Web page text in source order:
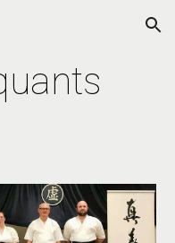
Skip to navigation